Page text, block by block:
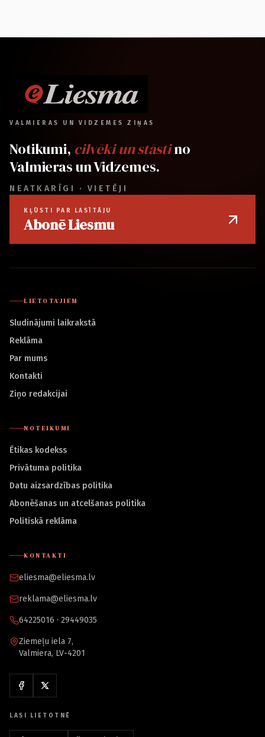
VALMIERAS UN VIDZEMES ZIŅAS
Notikumi, cilvēki un stāstino
Valmieras un Vidzemes.
NEATKARĪGI · VIETĒJI
KĻŪSTI PAR LASĪTĀJU
Abonē Liesmu
LIETOTĀJIEM
Sludinājumi laikrakstā
Reklāma
Par mums
Kontakti
Ziņo redakcijai
NOTEIKUMI
Ētikas kodekss
Privātuma politika
Datu aizsardzības politika
Abonēšanas un atcelšanas politika
Politiskā reklāma
KONTAKTI
eliesma@eliesma.lv
reklama@eliesma.lv
64225016 · 29449035
Ziemeļu iela 7,
Valmiera, LV-4201
LASI LIETOTNĒ